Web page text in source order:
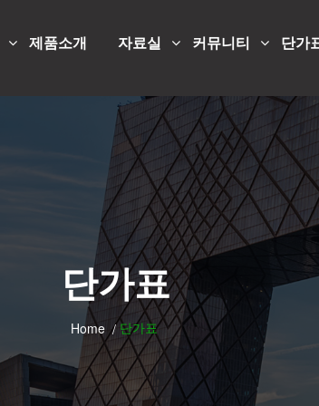
제품소개 자료실 커뮤니티 단가
단가표
Home 단가표